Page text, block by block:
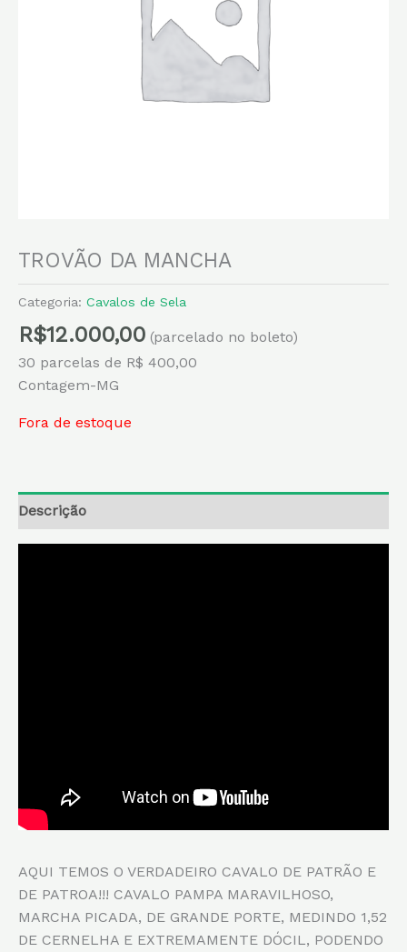
TROVÃO DA MANCHA
Categoria: Cavalos de Sela
R$12.000,00 (parcelado no boleto)
30 parcelas de R$ 400,00
Contagem-MG
Fora de estoque
Descrição
AQUI TEMOS O VERDADEIRO CAVALO DE PATRÃO E
DE PATROA!!! CAVALO PAMPA MARAVILHOSO,
MARCHA PICADA, DE GRANDE PORTE, MEDINDO 1,52
DE CERNELHA E EXTREMAMENTE DÓCIL, PODENDO